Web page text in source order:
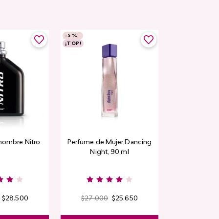
Nitro
$28.500
-5 %
¡TOP!
Perfume de Mujer Dancing
Night, 90 ml
$27.000 $25.650